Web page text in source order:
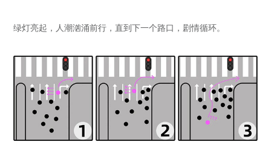
绿灯亮起，人潮汹涌前行，直到下一个路口，剧情循环。